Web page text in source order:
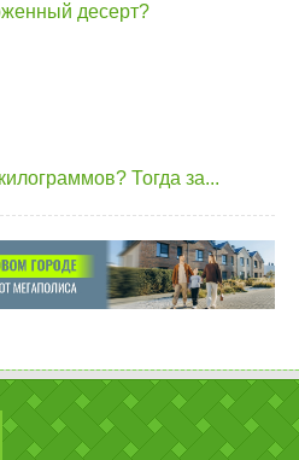
десерт?
Тогда за...